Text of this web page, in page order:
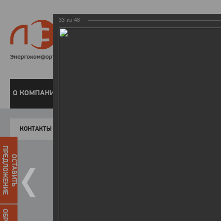
8 800
О КОМПАНИИ
КОНТАКТЫ
ОСТАВИТЬ
ПРЕДЛОЖЕНИЕ
33 из 48